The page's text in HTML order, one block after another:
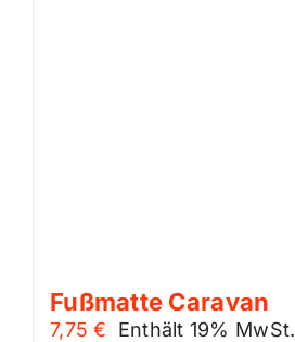
Fußmatte Caravan
7,75€ Enthält 19% MwSt.